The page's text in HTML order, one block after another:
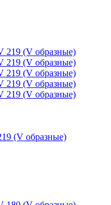
(V образные)